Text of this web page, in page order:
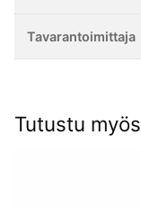
Tavarantoimittaja
Tutustu myös